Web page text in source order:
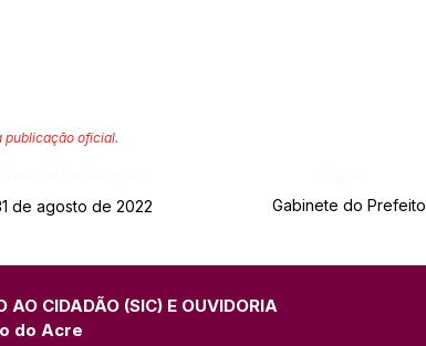
publicação oficial.
de agosto de 2022 Gabinete do Prefeito
AO CIDADÃO (SIC) E OUVIDORIA
do Acre